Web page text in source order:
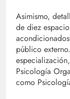
Asimismo,
de diez
público
Psicología
como